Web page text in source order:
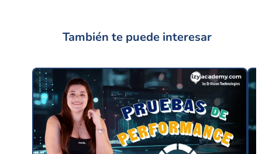
También te puede interesar